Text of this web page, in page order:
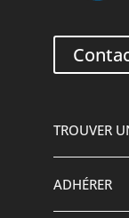
TROUVER
ADHÉRER